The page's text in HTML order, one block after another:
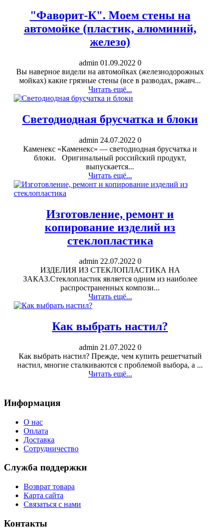
"Фаворит-К". Моем стены на
автомойке (пластик, алюминий,
железо)
admin 01.09.2022 0
Вы наверное видели на автомойках (железнодорожных
мойках) какие грязные стены (все в разводах, ржавч...
Читать ещё...
Светодиодная брусчатка и блоки
admin 24.07.2022 0
Каменекс «Каменекс» — светодиодная брусчатка и
блоки. Оригинальный российский продукт,
выпускается...
Читать ещё...
Изготовление, ремонт и
копирование изделий из
стеклопластика
admin 22.07.2022 0
ИЗДЕЛИЯ ИЗ СТЕКЛОПЛАСТИКА НА
ЗАКАЗ.Стеклопластик является одним из наиболее
распространенных компози...
Читать ещё...
Как выбрать настил?
admin 21.07.2022 0
Как выбрать настил? Прежде, чем купить решетчатый
настил, многие сталкиваются с проблемой выбора, а ...
Читать ещё...
Информация
О нас
Оплата
Доставка
Сотрудничество
Служба поддержки
Возврат товара
Карта сайта
Связаться с нами
Контакты